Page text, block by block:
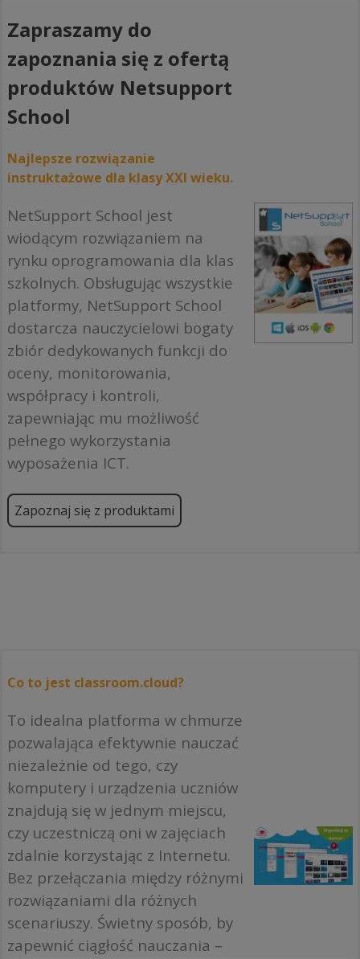
Zapraszamy do
zapoznania się z ofertą
produktów Netsupport
School
Najlepsze rozwiązanie
instruktażowe dla klasy XXI wieku.
NetSupport School jest
wiodącym rozwiązaniem na
rynku oprogramowania dla klas
szkolnych. Obsługując wszystkie
platformy, NetSupport School
dostarcza nauczycielowi bogaty
zbiór dedykowanych funkcji do
oceny, monitorowania,
współpracy i kontroli,
zapewniając mu możliwość
pełnego wykorzystania
wyposażenia ICT.
Zapoznaj się z produktami
Co to jest classroom.cloud?
To idealna platforma w chmurze
pozwalająca efektywnie nauczać
niezależnie od tego, czy
komputery i urządzenia uczniów
znajdują się w jednym miejscu,
czy uczestniczą oni w zajęciach
zdalnie korzystając z Internetu.
Bez przełączania między różnymi
rozwiązaniami dla różnych
scenariuszy. Świetny sposób, by
zapewnić ciągłość nauczania –